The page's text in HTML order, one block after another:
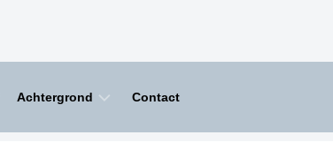
Achtergrond Contact